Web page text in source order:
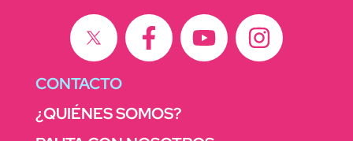
CONTACTO
¿QUIÉNES SOMOS?